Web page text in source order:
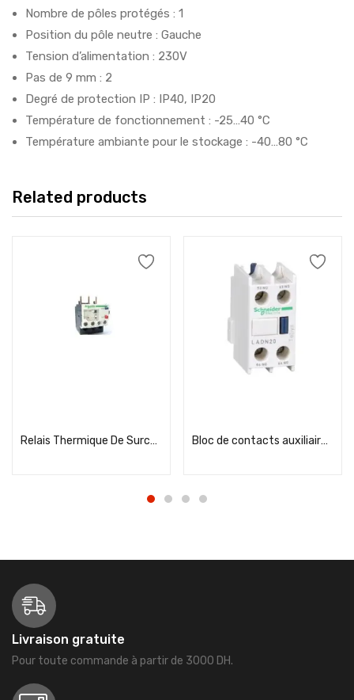
Nombre de pôles protégés : 1
Position du pôle neutre : Gauche
Tension d’alimentation : 230V
Pas de 9 mm : 2
Degré de protection IP : IP40, IP20
Température de fonctionnement : -25…40 °C
Température ambiante pour le stockage : -40…80 °C
Related products
Relais Thermique De Surcharge 2,5-4A Bloc de contacts auxiliaires, TeSys D, 2NO, montage frontal
Livraison gratuite
Pour toute commande à partir de 3000 DH.